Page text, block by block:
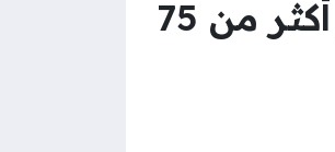
وظائف الشركة الوطنية للرعاية الطبية اليوم شركة رعاية توفر أكثر من 75